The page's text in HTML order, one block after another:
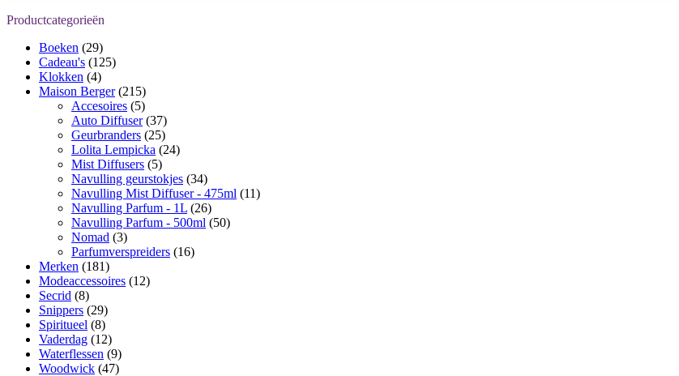
Productcategorieën
Boeken (29)
Cadeau's (125)
Klokken (4)
Maison Berger (215)
Accesoires (5)
Auto Diffuser (37)
Geurbranders (25)
Lolita Lempicka (24)
Mist Diffusers (5)
Navulling geurstokjes (34)
Navulling Mist Diffuser - 475ml (11)
Navulling Parfum - 1L (26)
Navulling Parfum - 500ml (50)
Nomad (3)
Parfumverspreiders (16)
Merken (181)
Modeaccessoires (12)
Secrid (8)
Snippers (29)
Spiritueel (8)
Vaderdag (12)
Waterflessen (9)
Woodwick (47)